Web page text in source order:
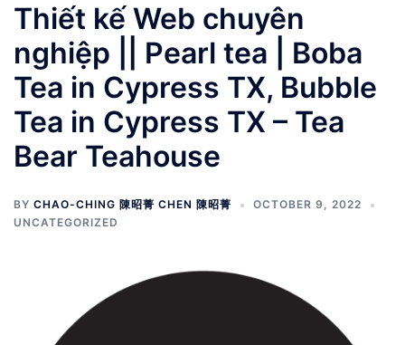
Thiết kế Web chuyên
nghiệp || Pearl tea | Boba
Tea in Cypress TX, Bubble
Tea in Cypress TX – Tea
Bear Teahouse
BY CHAO-CHING 陳昭菁 CHEN 陳昭菁
OCTOBER 9, 2022
UNCATEGORIZED